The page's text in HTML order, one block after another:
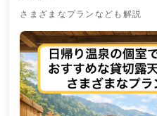
さまざまなプランなども解説